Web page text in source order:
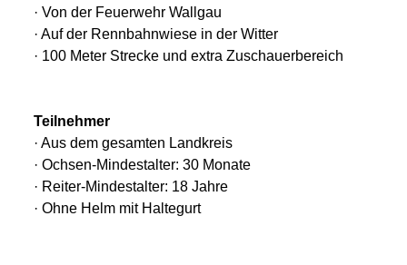
· Von der Feuerwehr Wallgau
· Auf der Rennbahnwiese in der Witter
· 100 Meter Strecke und extra Zuschauerbereich
Teilnehmer
· Aus dem gesamten Landkreis
· Ochsen-Mindestalter: 30 Monate
· Reiter-Mindestalter: 18 Jahre
· Ohne Helm mit Haltegurt